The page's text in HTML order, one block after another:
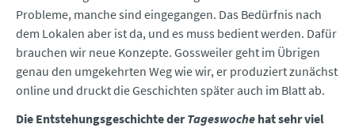
Probleme, manche sind eingegangen. Das Bedürfnis nach
dem Lokalen aber ist da, und es muss bedient werden. Dafür
brauchen wir neue Konzepte. Gossweiler geht im Übrigen
genau den umgekehrten Weg wie wir, er produziert zunächst
online und druckt die Geschichten später auch im Blatt ab.
Die Entstehungsgeschichte derTageswoche hat sehr viel